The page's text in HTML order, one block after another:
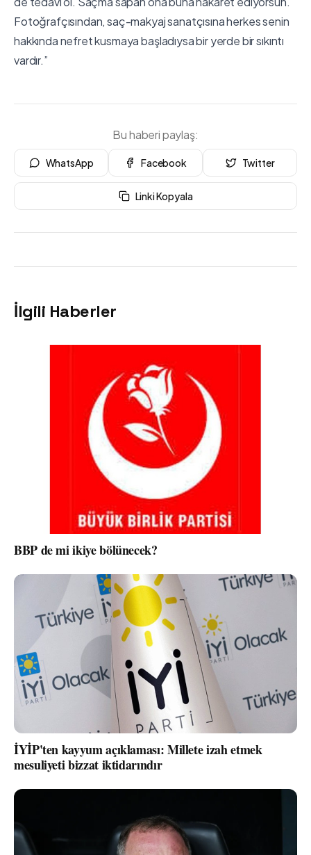
Fotoğrafçısından, saç-makyaj sanatçısına herkes senin
hakkında nefret kusmaya başladıysa bir yerde bir sıkıntı
vardır.”
Bu haberi paylaş:
WhatsApp Facebook Twitter
Linki Kopyala
İlgili Haberler
BBP de mi ikiye bölünecek?
İYİP'ten kayyum açıklaması: Millete izah etmek
mesuliyeti bizzat iktidarındır